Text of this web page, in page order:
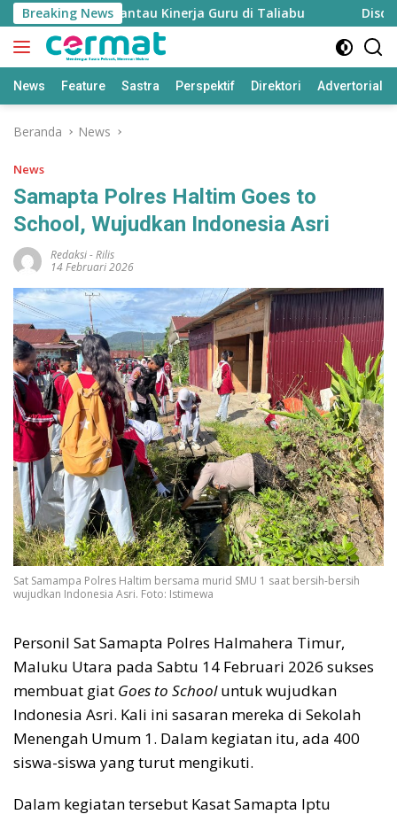
Langsung
ke
konten
Breaking News
untuk Pantau Kinerja Guru di Taliabu Disdik
News Feature Sastra Perspektif Direktori Advertorial
Beranda News
News
Samapta Polres Haltim Goes to
School, Wujudkan Indonesia Asri
Redaksi-Rilis
14 Februari 2026
Sat Samampa Polres Haltim bersama murid SMU 1 saat bersih-bersih
wujudkan Indonesia Asri. Foto: Istimewa
Personil Sat Samapta Polres Halmahera Timur,
Maluku Utara pada Sabtu 14 Februari 2026 sukses
membuat giat Goes to Schooluntuk wujudkan
Indonesia Asri. Kali ini sasaran mereka di Sekolah
Menengah Umum 1. Dalam kegiatan itu, ada 400
siswa-siswa yang turut mengikuti.
Dalam kegiatan tersebut Kasat Samapta Iptu